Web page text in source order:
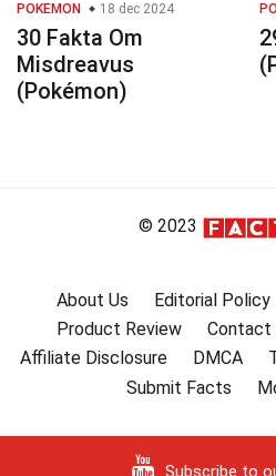
POKEMON 18 dec 2024
30 Fakta Om
Misdreavus
(Pokémon)
© 2023
About Us Editorial Policy
Product Review
Contact
Affiliate Disclosure
DMCA
Submit Facts
Subscribe to